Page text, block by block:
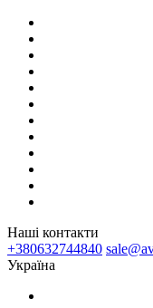
Наші контакти
+380632744840
Українa